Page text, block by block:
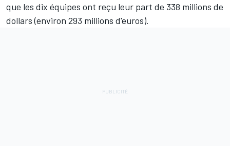
que les dix équipes ont reçu leur part de 338 millions de
dollars (environ 293 millions d'euros).